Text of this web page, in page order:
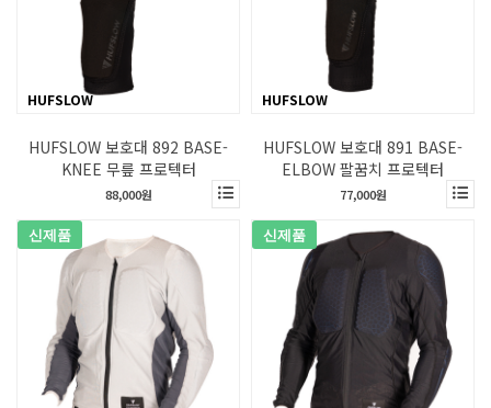
HUFSLOW
HUFSLOW 보호대 892 BASE-
KNEE 무릎 프로텍터
88,000원
HUFSLOW
HUFSLOW 보호대 891 BASE-
ELBOW 팔꿈치 프로텍터
77,000원
신제품 신제품